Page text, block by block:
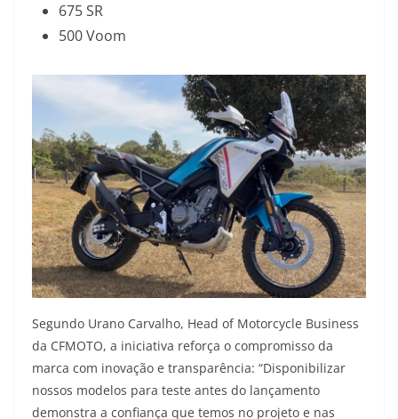
675 SR
500 Voom
Segundo Urano Carvalho, Head of Motorcycle Business
da CFMOTO, a iniciativa reforça o compromisso da
marca com inovação e transparência: “Disponibilizar
nossos modelos para teste antes do lançamento
demonstra a confiança que temos no projeto e nas